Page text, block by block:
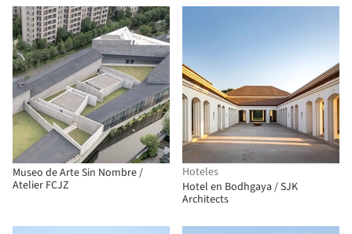
Museo de Arte Sin Nombre /
Atelier FCJZ
Hoteles
Hotel en Bodhgaya / SJK
Architects